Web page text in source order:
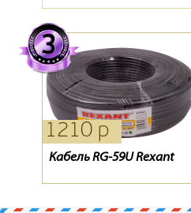
1210 р
Кабель RG-59U Rexant
1090 р
Тарелка Супрал 0.8
390 р
Пульт для спутникового
X90, GLOBO X80 / X90